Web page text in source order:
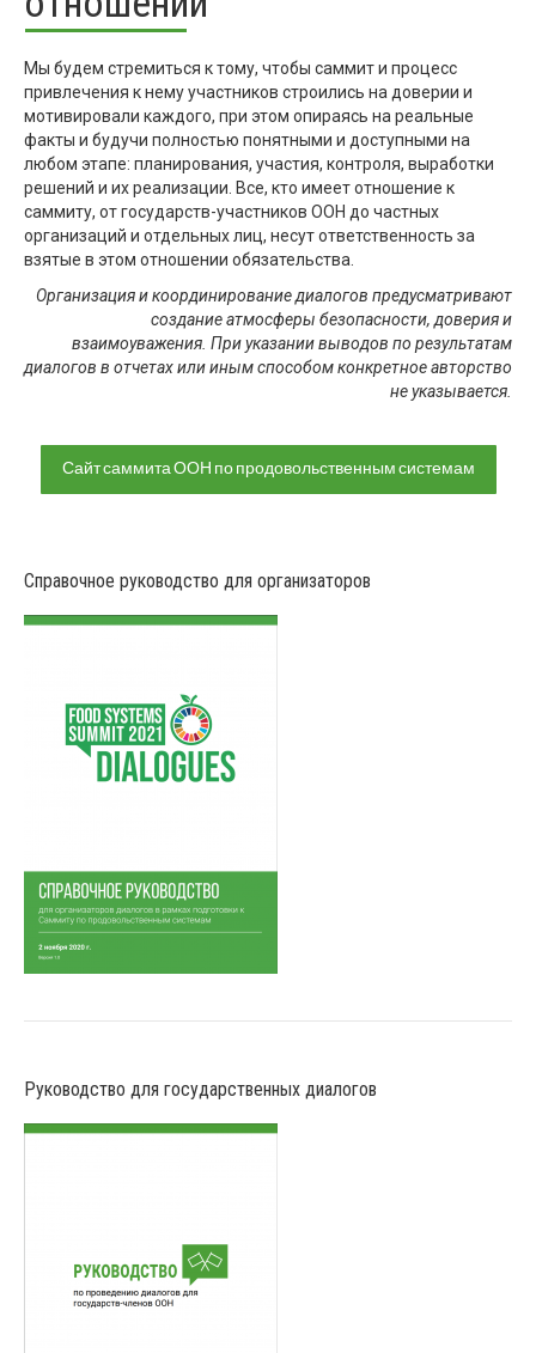
Мы будем стремиться к тому, чтобы саммит и процесс
привлечения к нему участников строились на доверии и
мотивировали каждого, при этом опираясь на реальные
факты и будучи полностью понятными и доступными на
любом этапе: планирования, участия, контроля, выработки
решений и их реализации. Все, кто имеет отношение к
саммиту, от государств-участников ООН до частных
организаций и отдельных лиц, несут ответственность за
взятые в этом отношении обязательства.
Организация и координирование диалогов предусматривают
создание атмосферы безопасности, доверия и
взаимоуважения. При указании выводов по результатам
диалогов в отчетах или иным способом конкретное авторство
не указывается.
Сайт саммита ООН по продовольственным системам
Справочное руководство для организаторов
Руководство для государственных диалогов